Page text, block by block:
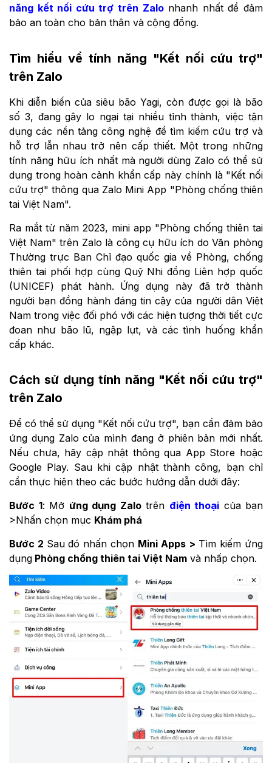
năng kết nối cứu trợ trên Zalonhanh nhất để đảm
bảo an toàn cho bản thân và cộng đồng.
Tìm hiểu về tính năng "Kết nối cứu trợ"
trên Zalo
Khi diễn biến của siêu bão Yagi, còn được gọi là bão
số 3, đang gây lo ngại tại nhiều tỉnh thành, việc tận
dụng các nền tảng công nghệ để tìm kiếm cứu trợ và
hỗ trợ lẫn nhau trở nên cấp thiết. Một trong những
tính năng hữu ích nhất mà người dùng Zalo có thể sử
dụng trong hoàn cảnh khẩn cấp này chính là "Kết nối
cứu trợ" thông qua Zalo Mini App "Phòng chống thiên
tai Việt Nam".
Ra mắt từ năm 2023, mini app "Phòng chống thiên tai
Việt Nam" trên Zalo là công cụ hữu ích do Văn phòng
Thường trực Ban Chỉ đạo quốc gia về Phòng, chống
thiên tai phối hợp cùng Quỹ Nhi đồng Liên hợp quốc
(UNICEF) phát hành. Ứng dụng này đã trở thành
người bạn đồng hành đáng tin cậy của người dân Việt
Nam trong việc đối phó với các hiện tượng thời tiết cực
đoan như bão lũ, ngập lụt, và các tình huống khẩn
cấp khác.
Cách sử dụng tính năng "Kết nối cứu trợ"
trên Zalo
Để có thể sử dụng "Kết nối cứu trợ", bạn cần đảm bảo
ứng dụng Zalo của mình đang ở phiên bản mới nhất.
Nếu chưa, hãy cập nhật thông qua App Store hoặc
Google Play. Sau khi cập nhật thành công, bạn chỉ
cần thực hiện theo các bước hướng dẫn dưới đây:
Bước 1: Mở ứng dụng Zalotrên điện thoại của bạn
>Nhấn chọn mục Khám phá
Bước 2 Sau đó nhấn chọn Mini Apps > Tìm kiếm ứng
dụng Phòng chống thiên tai Việt Nam và nhấp chọn.